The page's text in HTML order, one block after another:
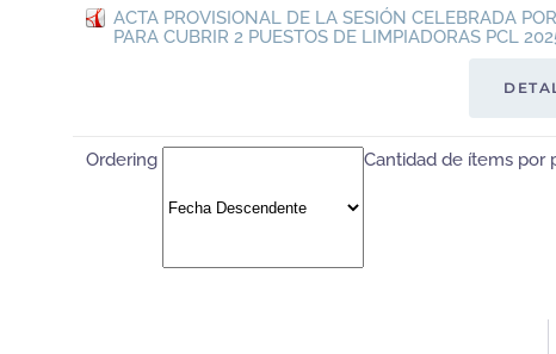
ACTA PROVISIONAL DE LA SESIÓN CELEBRADA
PARA CUBRIR 2 PUESTOS DE LIMPIADORAS PCL
Ordering Cantidad de ítems por